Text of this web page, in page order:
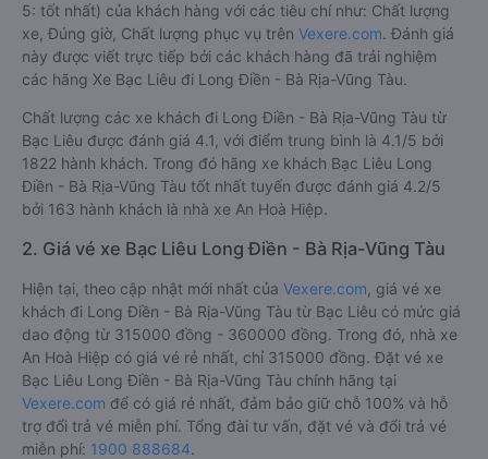
5: tốt nhất) của khách hàng với các tiêu chí như: Chất lượng
xe, Đúng giờ, Chất lượng phục vụ trên Vexere.com. Đánh giá
này được viết trực tiếp bởi các khách hàng đã trải nghiệm
các hãng Xe Bạc Liêu đi Long Điền - Bà Rịa-Vũng Tàu.
Chất lượng các xe khách đi Long Điền - Bà Rịa-Vũng Tàu từ
Bạc Liêu được đánh giá 4.1, với điểm trung bình là 4.1/5 bởi
1822 hành khách. Trong đó hãng xe khách Bạc Liêu Long
Điền - Bà Rịa-Vũng Tàu tốt nhất tuyến được đánh giá 4.2/5
bởi 163 hành khách là nhà xe An Hoà Hiệp.
2. Giá vé xe Bạc Liêu Long Điền - Bà Rịa-Vũng Tàu
Hiện tại, theo cập nhật mới nhất của Vexere.com , giá vé xe
khách đi Long Điền - Bà Rịa-Vũng Tàu từ Bạc Liêu có mức giá
dao động từ 315000 đồng - 360000 đồng. Trong đó, nhà xe
An Hoà Hiệp có giá vé rẻ nhất, chỉ 315000 đồng. Đặt vé xe
Bạc Liêu Long Điền - Bà Rịa-Vũng Tàu chính hãng tại
Vexere.com để có giá rẻ nhất, đảm bảo giữ chỗ 100% và hỗ
trợ đổi trả vé miễn phí. Tổng đài tư vấn, đặt vé và đổi trả vé
miễn phí: 1900 888684.